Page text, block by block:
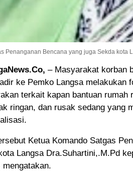
Penanganan Bencana yang juga Sekda kota
– Masyarakat korban
ke Pemko Langsa melakukan
terkait kapan bantuan rumah
ringan, dan rusak sedang yang
Ketua Komando Satgas
Langsa Dra.Suhartini,.M.Pd
mengatakan.